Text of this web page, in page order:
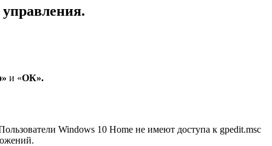
и «ОК».
Windows 10 Home не имеют доступа к gpedit.msc